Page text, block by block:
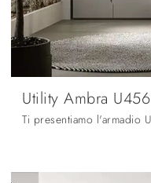
Utility Ambra U456